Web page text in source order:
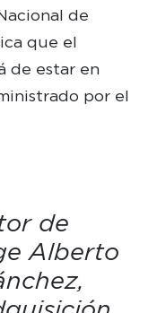
de
que el
de estar en
por el
de
Alberto